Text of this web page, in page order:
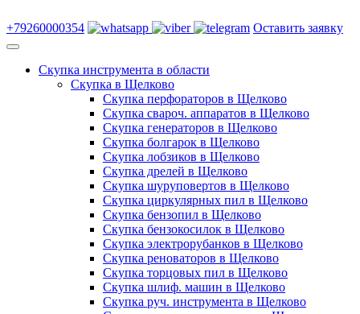
+79260000354 Оставить заявку
Скупка инструмента в области
Скупка в Щелково
Скупка перфораторов в Щелково
Скупка свароч. аппаратов в Щелково
Скупка генераторов в Щелково
Скупка болгарок в Щелково
Скупка лобзиков в Щелково
Скупка дрелей в Щелково
Скупка шуруповертов в Щелково
Скупка циркулярных пил в Щелково
Скупка бензопил в Щелково
Скупка бензокосилок в Щелково
Скупка электрорубанков в Щелково
Скупка реноваторов в Щелково
Скупка торцовых пил в Щелково
Скупка шлиф. машин в Щелково
Скупка руч. инструмента в Щелково